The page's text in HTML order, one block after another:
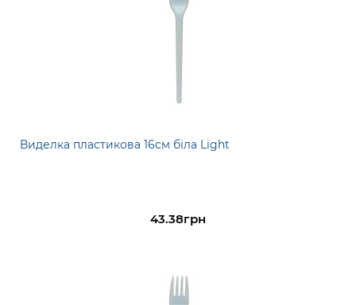
Виделка пластикова 16см біла Light
43.38грн